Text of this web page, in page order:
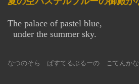
The palace of pastel blue,
under the summer sky.
なつのそら ぱすてるぶるーの ごてんかな